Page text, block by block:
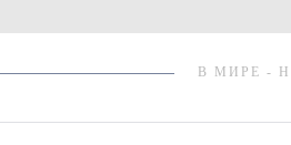
В МИРЕ -